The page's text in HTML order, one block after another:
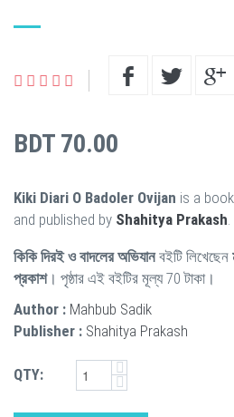
BDT 70.00
Kiki Diari O Badoler Ovijan is a
and published by Shahitya Prakash
কিকি দিরই ও বাদলের অভিযানবইটি লিখেছেন
প্রকাশ। পৃষ্ঠার এই বইটির মূল্য 70 টাকা।
Author : Mahbub Sadik
Publisher : Shahitya Prakash
QTY: